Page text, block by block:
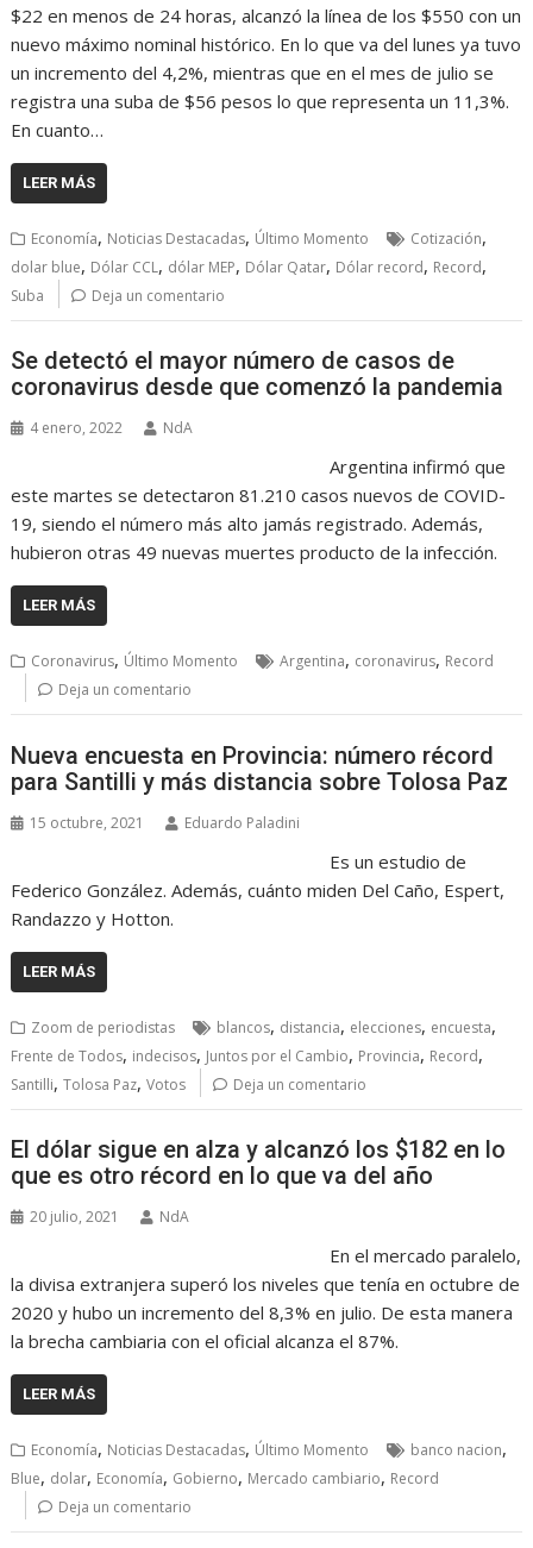
$22 en menos de 24 horas, alcanzó la línea de los $550 con un
nuevo máximo nominal histórico. En lo que va del lunes ya tuvo
un incremento del 4,2%, mientras que en el mes de julio se
registra una suba de $56 pesos lo que representa un 11,3%.
En cuanto…
LEER MÁS
Economía, Noticias Destacadas, Último Momento Cotización,
dolar blue, Dólar CCL, dólar MEP, Dólar Qatar, Dólar record, Record,
Suba Deja un comentario
Se detectó el mayor número de casos de
coronavirus desde que comenzó la pandemia
4 enero, 2022 NdA
Argentina infirmó que
este martes se detectaron 81.210 casos nuevos de COVID-
19, siendo el número más alto jamás registrado. Además,
hubieron otras 49 nuevas muertes producto de la infección.
LEER MÁS
Coronavirus, Último Momento Argentina, coronavirus, Record
Deja un comentario
Nueva encuesta en Provincia: número récord
para Santilli y más distancia sobre Tolosa Paz
15 octubre, 2021 Eduardo Paladini
Es un estudio de
Federico González. Además, cuánto miden Del Caño, Espert,
Randazzo y Hotton.
LEER MÁS
Zoom de periodistas blancos, distancia, elecciones, encuesta,
Frente de Todos, indecisos, Juntos por el Cambio, Provincia, Record,
Santilli,Tolosa Paz,Votos Deja un comentario
El dólar sigue en alza y alcanzó los $182 en lo
que es otro récord en lo que va del año
20 julio, 2021 NdA
En el mercado paralelo,
la divisa extranjera superó los niveles que tenía en octubre de
2020 y hubo un incremento del 8,3% en julio. De esta manera
la brecha cambiaria con el oficial alcanza el 87%.
LEER MÁS
Economía, Noticias Destacadas, Último Momento banco nacion,
Blue, dolar, Economía, Gobierno, Mercado cambiario, Record
Deja un comentario